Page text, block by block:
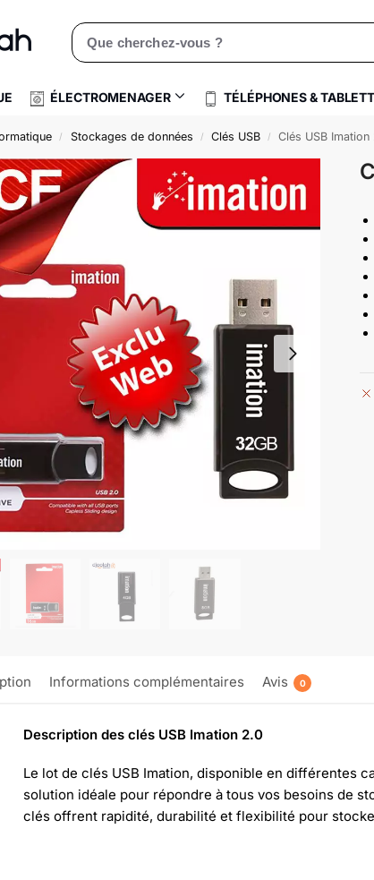
Rechercher un produit
ÉLECTROMENAGER TÉLÉPHONES &
/ Stockages de données / Clés USB / Clés USB
Informations complémentaires Avis 0
Description des clés USB Imation 2.0
Le lot de clés USB Imation, disponible en différentes
solution idéale pour répondre à tous vos besoins de
clés offrent rapidité, durabilité et flexibilité pour